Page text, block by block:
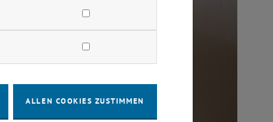
ALLEN COOKIES ZUSTIMMEN